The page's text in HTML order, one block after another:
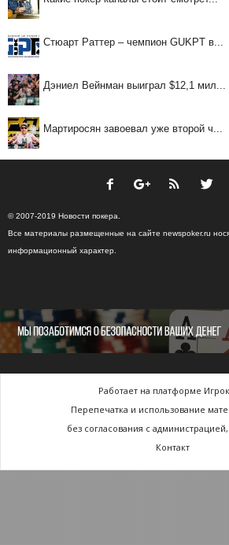
Стюарт Раттер – чемпион GUKPT в...
Дэниел Вейнман выиграл $12,1 мил...
Мартиросян завоевал уже второй ч...
© 2007-2019 Новости покера.
Все материалы размещенные на сайте newspoker.ru
информационный характер.
Работает на платформе
Перепечатка и использование
без согласования с
Контакт